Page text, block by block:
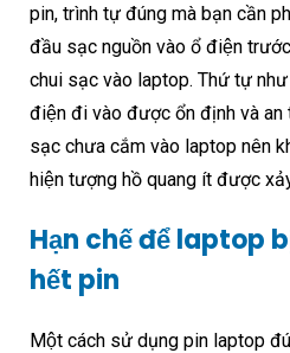
pin, trình tự đúng mà bạn cần
đầu sạc nguồn vào ổ điện
chui sạc vào laptop. Thứ tự
điện đi vào được ổn định và an
sạc chưa cắm vào laptop nên
hiện tượng hồ quang ít được
Hạn chế để laptop
hết pin
Một cách sử dụng pin laptop